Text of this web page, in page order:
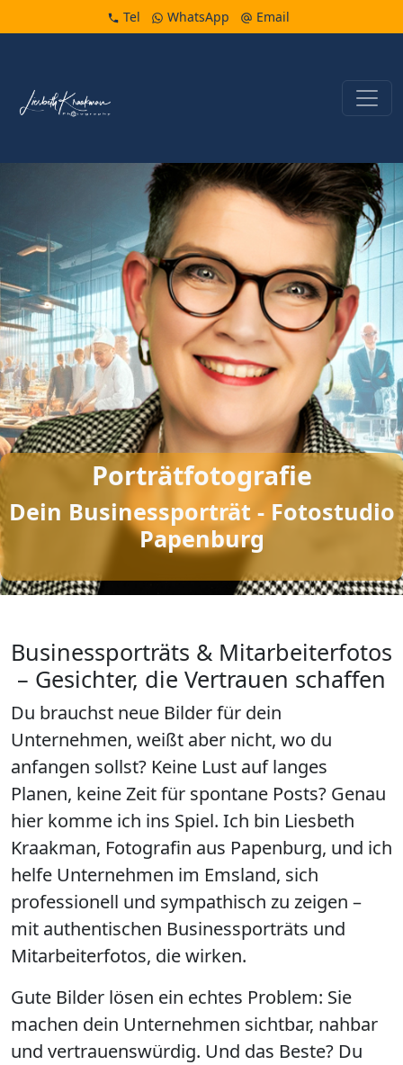
Tel WhatsApp Email
Porträtfotografie
Dein Businessporträt - Fotostudio
Papenburg
Businessporträts & Mitarbeiterfotos
– Gesichter, die Vertrauen schaffen
Du brauchst neue Bilder für dein
Unternehmen, weißt aber nicht, wo du
anfangen sollst? Keine Lust auf langes
Planen, keine Zeit für spontane Posts? Genau
hier komme ich ins Spiel. Ich bin Liesbeth
Kraakman, Fotografin aus Papenburg, und ich
helfe Unternehmen im Emsland, sich
professionell und sympathisch zu zeigen –
mit authentischen Businessporträts und
Mitarbeiterfotos, die wirken.
Gute Bilder lösen ein echtes Problem: Sie
machen dein Unternehmen sichtbar, nahbar
und vertrauenswürdig. Und das Beste? Du